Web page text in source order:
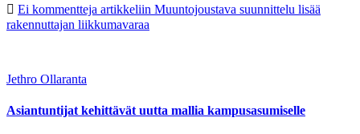
Ei kommentteja artikkeliin Muuntojoustava suunnittelu lisää
rakennuttajan liikkumavaraa
Jethro Ollaranta
Asiantuntijat kehittävät uutta mallia kampusasumiselle